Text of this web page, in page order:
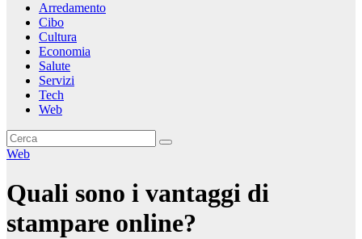
Arredamento
Cibo
Cultura
Economia
Salute
Servizi
Tech
Web
Web
Quali sono i vantaggi di
stampare online?